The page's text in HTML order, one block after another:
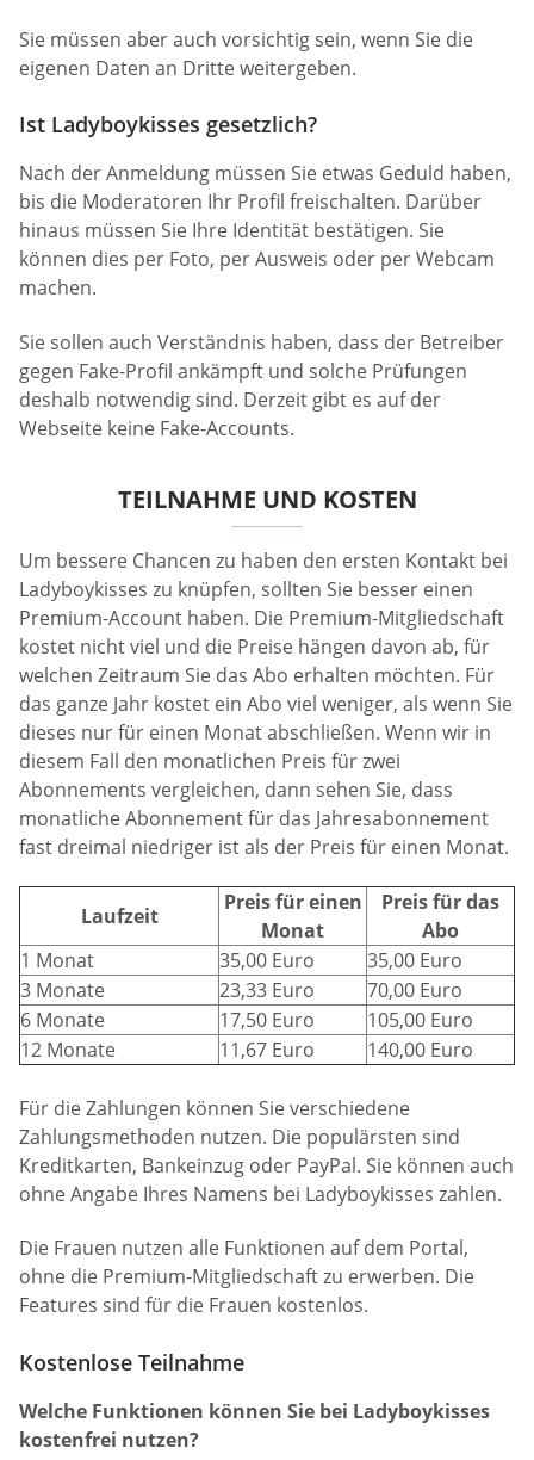
Sie müssen aber auch vorsichtig sein, wenn Sie die
eigenen Daten an Dritte weitergeben.
Ist Ladyboykisses gesetzlich?
Nach der Anmeldung müssen Sie etwas Geduld haben,
bis die Moderatoren Ihr Profil freischalten. Darüber
hinaus müssen Sie Ihre Identität bestätigen. Sie
können dies per Foto, per Ausweis oder per Webcam
machen.
Sie sollen auch Verständnis haben, dass der Betreiber
gegen Fake-Profil ankämpft und solche Prüfungen
deshalb notwendig sind. Derzeit gibt es auf der
Webseite keine Fake-Accounts.
TEILNAHME UND KOSTEN
Um bessere Chancen zu haben den ersten Kontakt bei
Ladyboykisses zu knüpfen, sollten Sie besser einen
Premium-Account haben. Die Premium-Mitgliedschaft
kostet nicht viel und die Preise hängen davon ab, für
welchen Zeitraum Sie das Abo erhalten möchten. Für
das ganze Jahr kostet ein Abo viel weniger, als wenn Sie
dieses nur für einen Monat abschließen. Wenn wir in
diesem Fall den monatlichen Preis für zwei
Abonnements vergleichen, dann sehen Sie, dass
monatliche Abonnement für das Jahresabonnement
fast dreimal niedriger ist als der Preis für einen Monat.
Laufzeit
Preis für einen
Monat
Preis für das
Abo
1 Monat
35,00 Euro
35,00 Euro
3 Monate
23,33 Euro
70,00 Euro
6 Monate
17,50 Euro
105,00 Euro
12 Monate
11,67 Euro 140,00 Euro
Für die Zahlungen können Sie verschiedene
Zahlungsmethoden nutzen. Die populärsten sind
Kreditkarten, Bankeinzug oder PayPal. Sie können auch
ohne Angabe Ihres Namens bei Ladyboykisses zahlen.
Die Frauen nutzen alle Funktionen auf dem Portal,
ohne die Premium-Mitgliedschaft zu erwerben. Die
Features sind für die Frauen kostenlos.
Kostenlose Teilnahme
Welche Funktionen können Sie bei Ladyboykisses
kostenfrei nutzen?